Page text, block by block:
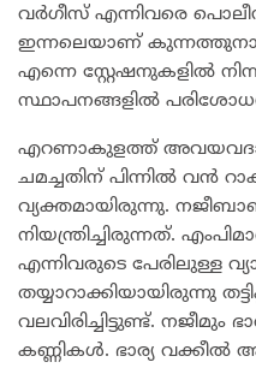
വർഗീസ് എന്നിവരെ
ഇന്നലെയാണ് കുന്നത്തുനാട്,
എന്നെ സ്റ്റേഷനുകളിൽ
സ്ഥാപനങ്ങളിൽ
എറണാകുളത്ത്
ചമച്ചതിന് പിന്നിൽ വൻ
വ്യക്തമായിരുന്നു. നജീബാണ്
നിയന്ത്രിച്ചിരുന്നത്.
എന്നിവരുടെ പേരിലുള്ള
തയ്യാറാക്കിയായിരുന്നു
വലവിരിച്ചിട്ടുണ്ട്.
കണ്ണികൾ. ഭാര്യ